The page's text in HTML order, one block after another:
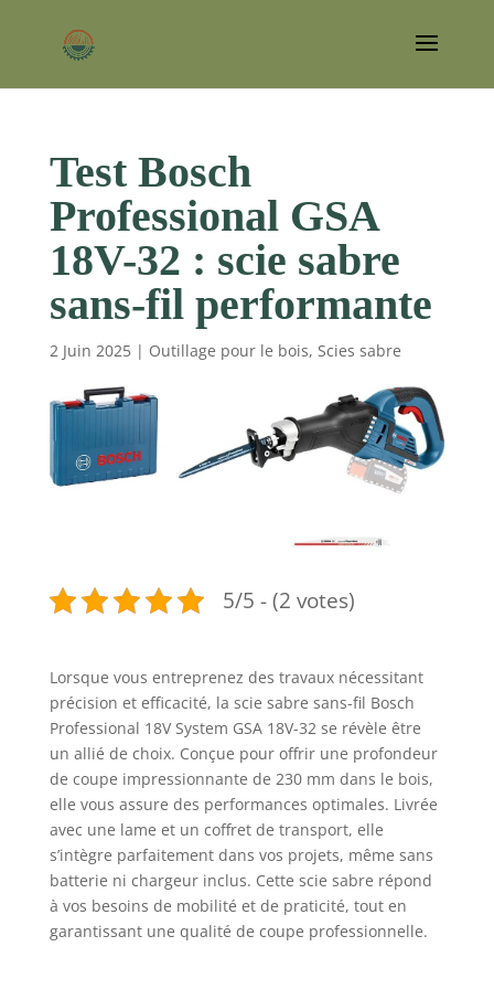
Test Bosch
Professional GSA
18V-32 : scie sabre
sans-fil performante
2 Juin 2025| Outillage pour le bois, Scies sabre
5/5 - (2 votes)
Lorsque vous entreprenez des travaux nécessitant
précision et efficacité, la scie sabre sans-fil Bosch
Professional 18V System GSA 18V-32 se révèle être
un allié de choix. Conçue pour offrir une profondeur
de coupe impressionnante de 230 mm dans le bois,
elle vous assure des performances optimales. Livrée
avec une lame et un coffret de transport, elle
s’intègre parfaitement dans vos projets, même sans
batterie ni chargeur inclus. Cette scie sabre répond
à vos besoins de mobilité et de praticité, tout en
garantissant une qualité de coupe professionnelle.